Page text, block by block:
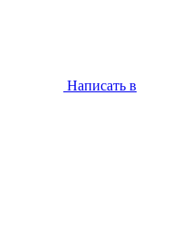
Написать в